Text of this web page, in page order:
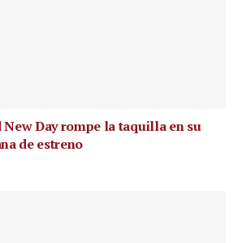
Day rompe la taquilla en su
de estreno